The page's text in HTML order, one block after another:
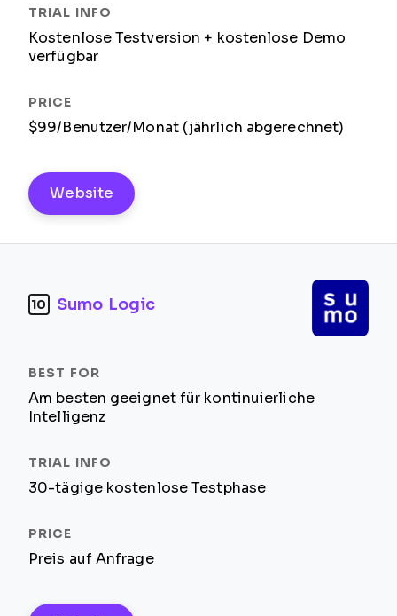
Kostenlose Testversion + kostenlose Demo
verfügbar
$99/Benutzer/Monat (jährlich abgerechnet)
Website
10 Sumo Logic
Am besten geeignet für kontinuierliche
Intelligenz
30-tägige kostenlose Testphase
Preis auf Anfrage